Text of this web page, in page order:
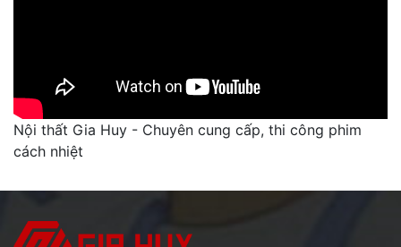
Nội thất Gia Huy - Chuyên cung cấp, thi công phim
cách nhiệt